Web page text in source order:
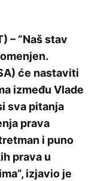
– “Naš stav
će nastaviti
između Vlade
sva pitanja
prava
i puno
prava u
izjavio je